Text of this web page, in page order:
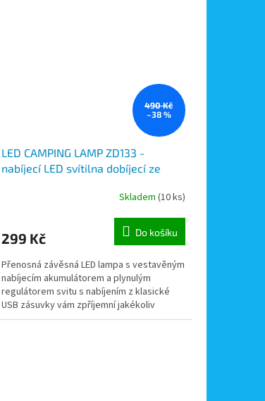
490 Kč
–38 %
LED CAMPING LAMP ZD133 -
nabíjecí LED svítilna dobíjecí ze
Skladem (10 ks)
299 Kč Do košíku
Přenosná závěsná LED lampa s vestavěným
nabíjecím akumulátorem a plynulým
regulátorem svitu s nabíjením z klasické
USB zásuvky vám zpříjemní jakékoliv
posezení a zážitky.